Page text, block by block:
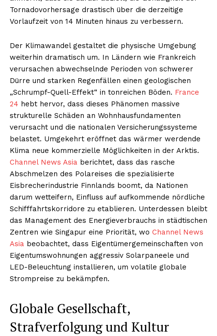
Tornadovorhersage drastisch über die derzeitige
Vorlaufzeit von 14 Minuten hinaus zu verbessern.
Der Klimawandel gestaltet die physische Umgebung
weiterhin dramatisch um. In Ländern wie Frankreich
verursachen abwechselnde Perioden von schwerer
Dürre und starken Regenfällen einen geologischen
„Schrumpf-Quell-Effekt“ in tonreichen Böden. France
24 hebt hervor, dass dieses Phänomen massive
strukturelle Schäden an Wohnhausfundamenten
verursacht und die nationalen Versicherungssysteme
belastet. Umgekehrt eröffnet das wärmer werdende
Klima neue kommerzielle Möglichkeiten in der Arktis.
Channel News Asia berichtet, dass das rasche
Abschmelzen des Polareises die spezialisierte
Eisbrecherindustrie Finnlands boomt, da Nationen
darum wetteifern, Einfluss auf aufkommende nördliche
Schifffahrtskorridore zu etablieren. Unterdessen bleibt
das Management des Energieverbrauchs in städtischen
Zentren wie Singapur eine Priorität, wo Channel News
Asia beobachtet, dass Eigentümergemeinschaften von
Eigentumswohnungen aggressiv Solarpaneele und
LED-Beleuchtung installieren, um volatile globale
Strompreise zu bekämpfen.
Globale Gesellschaft,
Strafverfolgung und Kultur